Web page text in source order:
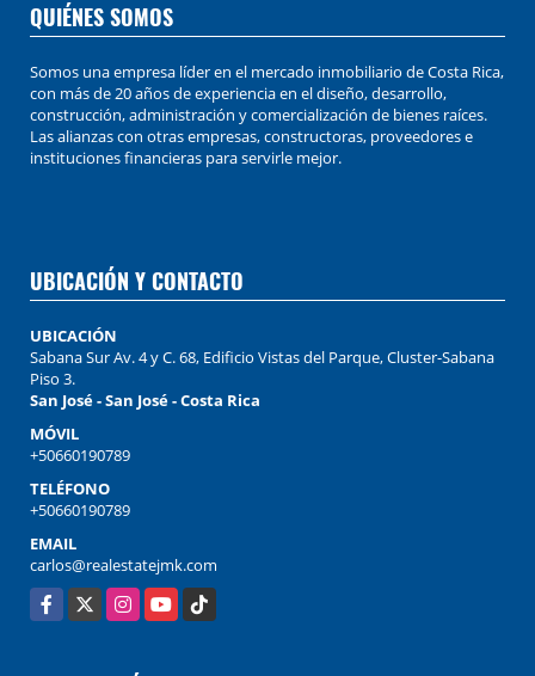
QUIÉNES SOMOS
Somos una empresa líder en el mercado inmobiliario de Costa Rica,
con más de 20 años de experiencia en el diseño, desarrollo,
construcción, administración y comercialización de bienes raíces.
Las alianzas con otras empresas, constructoras, proveedores e
instituciones financieras para servirle mejor.
UBICACIÓN Y CONTACTO
UBICACIÓN
Sabana Sur Av. 4 y C. 68, Edificio Vistas del Parque, Cluster-Sabana
Piso 3.
San José - San José - Costa Rica
MÓVIL
+50660190789
TELÉFONO
+50660190789
EMAIL
carlos@realestatejmk.com
Facebook
X InstagramYouTubeTikTok